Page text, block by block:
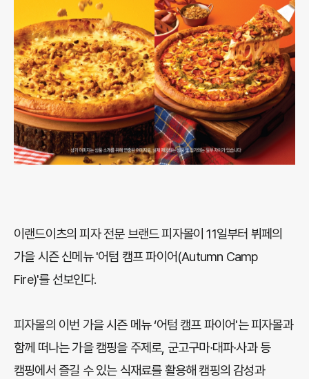
이랜드이츠의 피자 전문 브랜드 피자몰이 11일부터 뷔페의
가을 시즌 신메뉴 '어텀 캠프 파이어(Autumn Camp
Fire)'를 선보인다.
피자몰의 이번 가을 시즌 메뉴 ‘어텀 캠프 파이어'는 피자몰과
함께 떠나는 가을 캠핑을 주제로, 군고구마∙대파∙사과 등
캠핑에서 즐길 수 있는 식재료를 활용해 캠핑의 감성과